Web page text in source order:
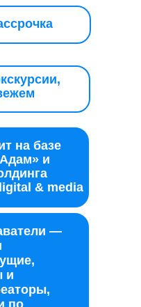
на базе
и
& media
—
и
по